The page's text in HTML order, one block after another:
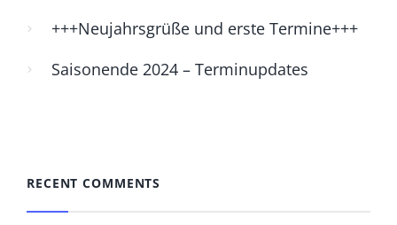
+++Neujahrsgrüße und erste Termine+++
Saisonende 2024 – Terminupdates
RECENT COMMENTS